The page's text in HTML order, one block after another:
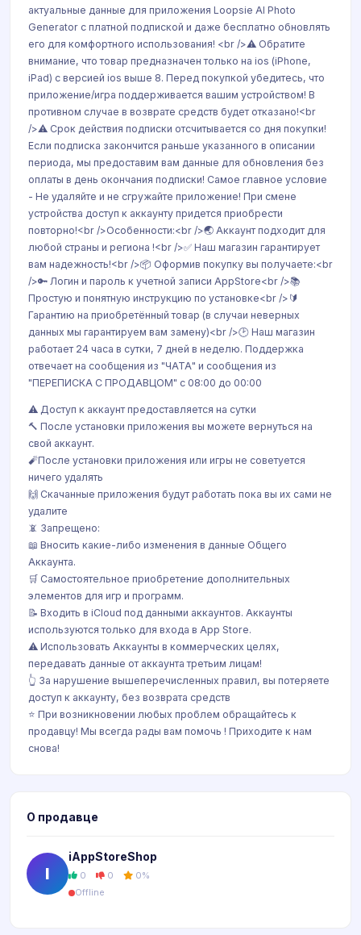
актуальные данные для приложения Loopsie AI Photo
Generator с платной подпиской и даже бесплатно обновлять
его для комфортного использования! <br />⚠️ Обратите
внимание, что товар предназначен только на ios (iPhone,
iPad) с версией ios выше 8. Перед покупкой убедитесь, что
приложение/игра поддерживается вашим устройством! В
противном случае в возврате средств будет отказано!<br
/>⚠️ Срок действия подписки отсчитывается со дня покупки!
Если подписка закончится раньше указанного в описании
периода, мы предоставим вам данные для обновления без
оплаты в день окончания подписки! Самое главное условие
- Не удаляйте и не сгружайте приложение! При смене
устройства доступ к аккаунту придется приобрести
повторно!<br />Особенности:<br />🌏 Аккаунт подходит для
любой страны и региона !<br />✅ Наш магазин гарантирует
вам надежность!<br />📦 Оформив покупку вы получаете:<br
/>🔑 Логин и пароль к учетной записи AppStore<br />📚
Простую и понятную инструкцию по установке<br />🔰
Гарантию на приобретённый товар (в случаи неверных
данных мы гарантируем вам замену)<br />🕑 Наш магазин
работает 24 часа в сутки, 7 дней в неделю. Поддержка
отвечает на сообщения из "ЧАТА" и сообщения из
"ПЕРЕПИСКА С ПРОДАВЦОМ" с 08:00 до 00:00
⚠️ Доступ к аккаунт предоставляется на сутки
🔨 После установки приложения вы можете вернуться на
свой аккаунт.
🧨После установки приложения или игры не советуется
ничего удалять
🙌 Скачанные приложения будут работать пока вы их сами не
удалите
📵 Запрещено:
📖 Вносить какие-либо изменения в данные Общего
Аккаунта.
🛒 Самостоятельное приобретение дополнительных
элементов для игр и программ.
📝 Входить в iCloud под данными аккаунтов. Аккаунты
используются только для входа в App Store.
⚠️ Использовать Аккаунты в коммерческих целях,
передавать данные от аккаунта третьим лицам!
👆 За нарушение вышеперечисленных правил, вы потеряете
доступ к аккаунту, без возврата средств
⭐️ При возникновении любых проблем обращайтесь к
продавцу! Мы всегда рады вам помочь ! Приходите к нам
снова!
О продавце
I
iAppStoreShop
0 0 0%
Offline